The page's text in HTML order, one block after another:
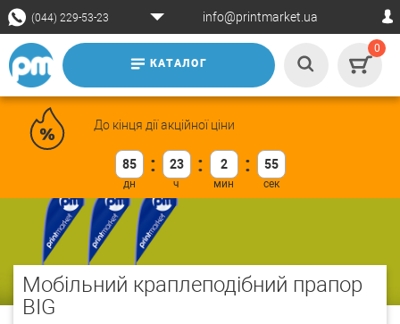
(044) 229-53-23 info@printmarket.ua
КАТАЛОГ
0
До кінця дії акційної ціни
85 23 2 55
Мобільний краплеподібний прапор
BIG